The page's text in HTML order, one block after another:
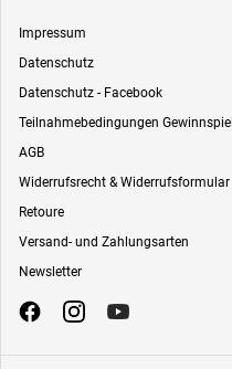
Impressum
Datenschutz
Datenschutz - Facebook
Teilnahmebedingungen Gewinnspiel
AGB
Widerrufsrecht & Widerrufsformular
Retoure
Versand- und Zahlungsarten
Newsletter